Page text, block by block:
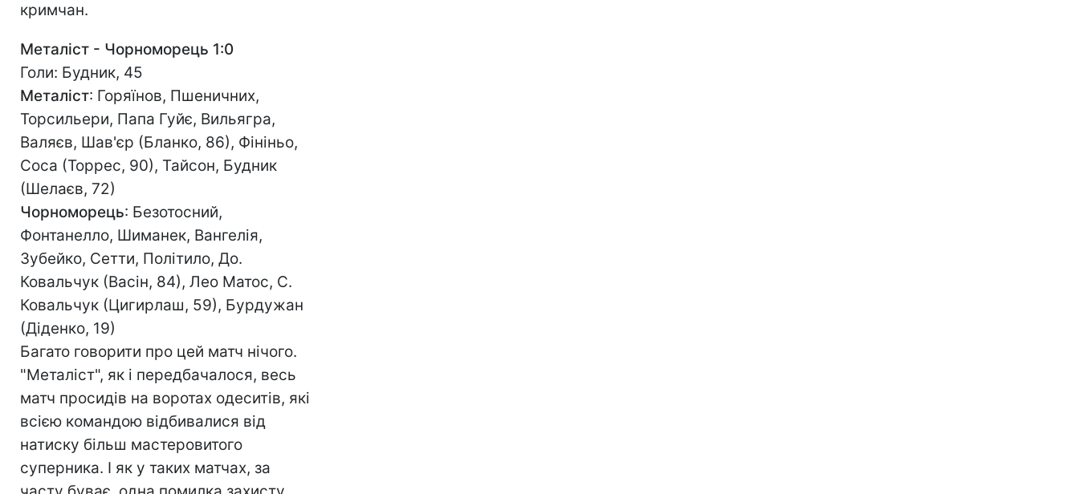
кримчан.
Металіст - Чорноморець 1:0
Голи: Будник, 45
Металіст: Горяїнов, Пшеничних,
Торсильери, Папа Гуйє, Вильягра,
Валяєв, Шав'єр (Бланко, 86), Фініньо,
Соса (Торрес, 90), Тайсон, Будник
(Шелаєв, 72)
Чорноморець: Безотосний,
Фонтанелло, Шиманек, Вангелія,
Зубейко, Сетти, Політило, До.
Ковальчук (Васін, 84), Лео Матос, С.
Ковальчук (Цигирлаш, 59), Бурдужан
(Діденко, 19)
Багато говорити про цей матч нічого.
"Металіст", як і передбачалося, весь
матч просидів на воротах одеситів, які
всією командою відбивалися від
натиску більш мастеровитого
суперника. І як у таких матчах, за